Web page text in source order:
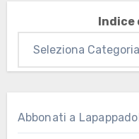
Indice
Abbonati a